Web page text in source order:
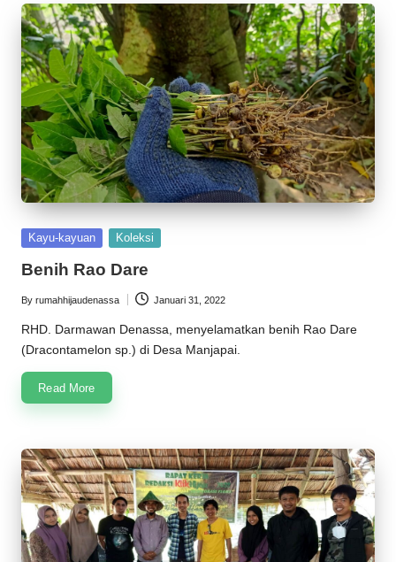
Posted
Kayu-kayuan Koleksi
Benih Rao Dare
Posted
by
By rumahhijaudenassa Januari 31, 2022
RHD. Darmawan Denassa, menyelamatkan benih Rao Dare
(Dracontamelon sp.) di Desa Manjapai.
Read More